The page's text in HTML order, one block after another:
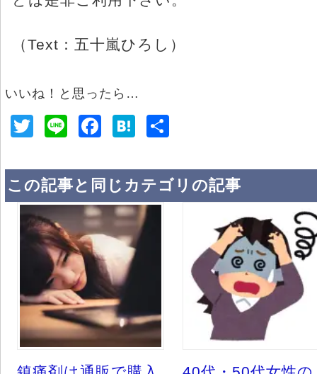
（Text：五十嵐ひろし）
いいね！と思ったら…
T
tt
er
Li
e
c
e
b
o
o
k
H
e
n
a
この記事と同じカテゴリの記事